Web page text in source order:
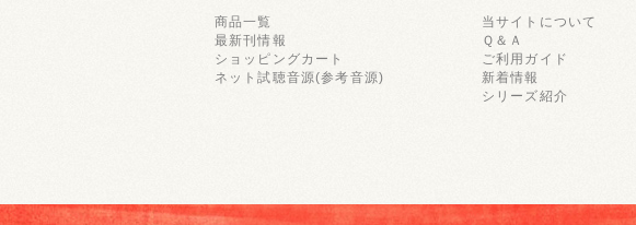
商品一覧
最新刊情報
ショッピングカート
ネット試聴音源(参考音源)
当サイトについて
Ｑ＆Ａ
ご利用ガイド
新着情報
シリーズ紹介